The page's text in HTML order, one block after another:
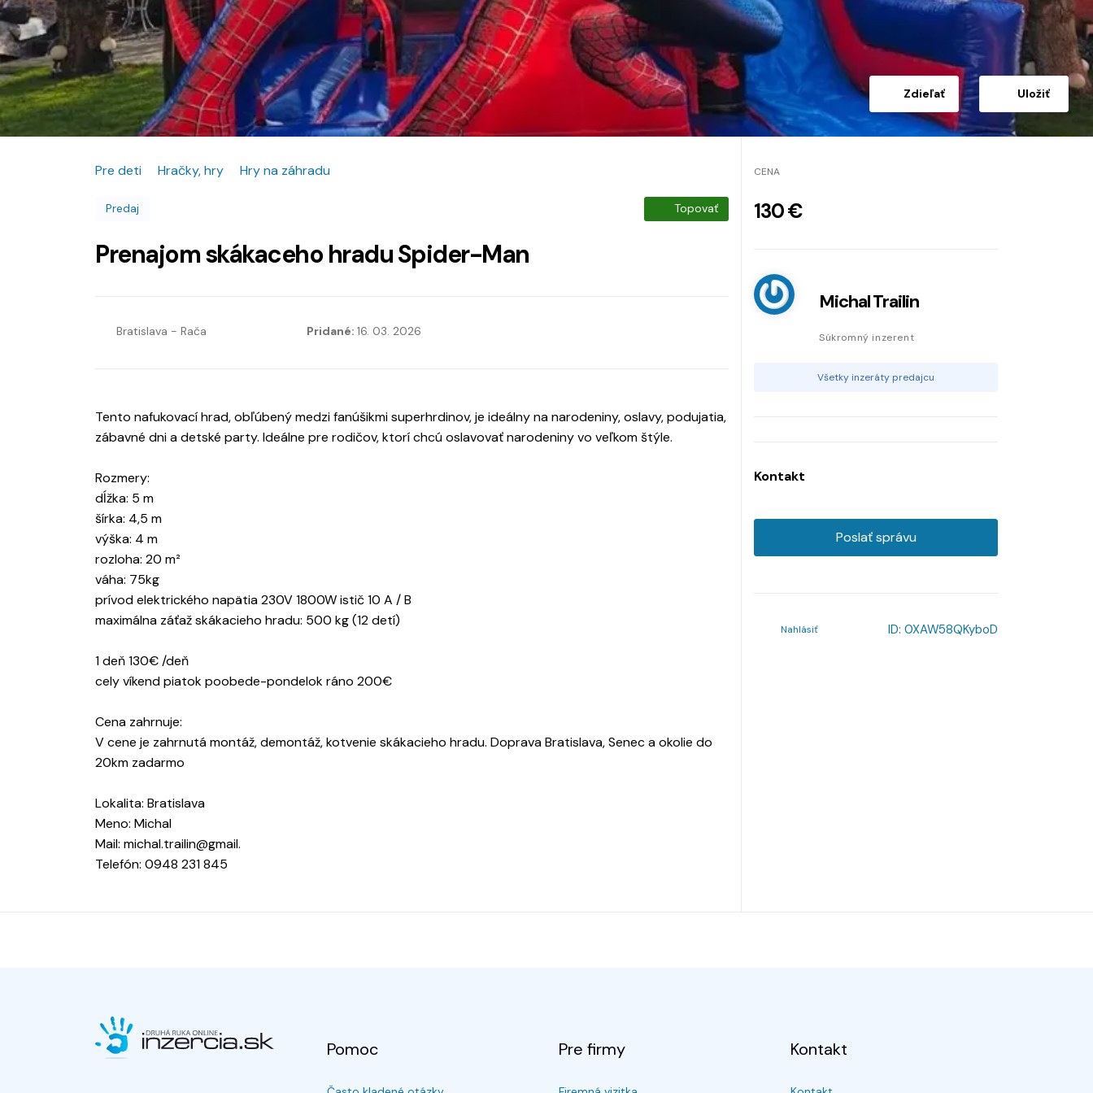
Zdieľať Uložiť
Pre deti Hračky, hry Hry na záhradu
Predaj Topovať
Prenajom skákaceho hradu Spider-Man
Bratislava - Rača Pridané: 16. 03. 2026
Tento nafukovací hrad, obľúbený medzi fanúšikmi superhrdinov, je ideálny na narodeniny, oslavy, podujatia,
zábavné dni a detské party. Ideálne pre rodičov, ktorí chcú oslavovať narodeniny vo veľkom štýle.
Rozmery:
dĺžka: 5 m
šírka: 4,5 m
výška: 4 m
rozloha: 20 m²
váha: 75kg
prívod elektrického napätia 230V 1800W istič 10 A / B
maximálna záťaž skákacieho hradu: 500 kg (12 detí)
1 deň 130€ /deň
cely víkend piatok poobede-pondelok ráno 200€
Cena zahrnuje:
V cene je zahrnutá montáž, demontáž, kotvenie skákacieho hradu. Doprava Bratislava, Senec a okolie do
20km zadarmo
Lokalita: Bratislava
Meno: Michal
Mail: michal.trailin@gmail.
Telefón: 0948 231 845
CENA
130 €
Michal Trailin
Súkromný inzerent
Všetky inzeráty predajcu
Kontakt
Poslať správu
Nahlásiť ID: 0XAW58QKyboD
Pomoc Pre firmy Kontakt